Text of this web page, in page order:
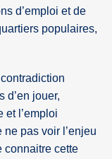
d’emploi et de
populaires,
d’en jouer,
et l’emploi
ne pas voir l’enjeu
connaitre cette